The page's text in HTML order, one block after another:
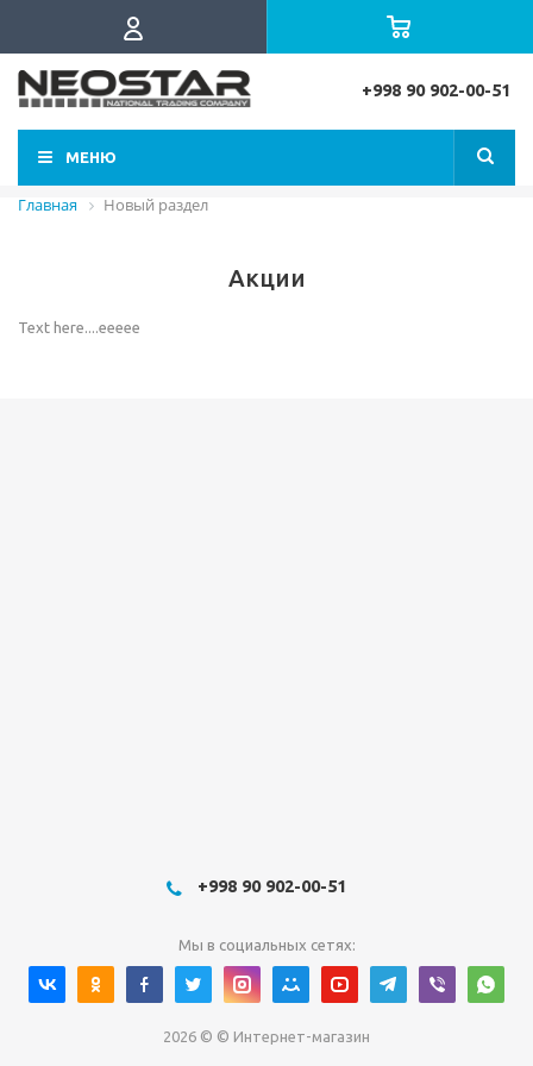
+998 90 902-00-51
МЕНЮ
Главная Новый раздел
Акции
Text here....eeeee
+998 90 902-00-51
Мы в социальных сетях:
2026 © © Интернет-магазин